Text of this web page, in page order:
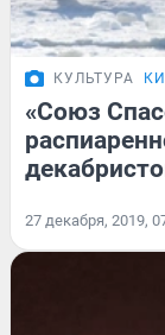
КУЛЬТУРА
«Союз
27 декабря, 2019,